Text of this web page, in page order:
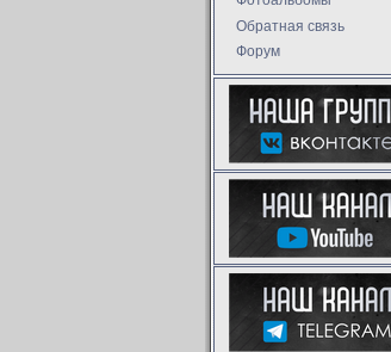
Обратная связь
Форум